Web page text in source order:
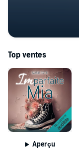
Top ventes
Aperçu